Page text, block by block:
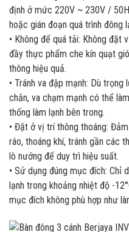
định ở mức 220V ~ 230V /
hoặc gián đoạn quá trình đông
• Không để quá tải: Không
đầy thực phẩm che kín quạt
thông hiệu quả.
• Tránh va đập mạnh: Dù
chắn, va chạm mạnh có thể
thống làm lạnh bên trong.
• Đặt ở vị trí thông thoáng:
ráo, thoáng khí, tránh gần các
lò nướng để duy trì hiệu suất.
• Sử dụng đúng mục đích: Chỉ
lạnh trong khoảng nhiệt độ -
mục đích không phù hợp như